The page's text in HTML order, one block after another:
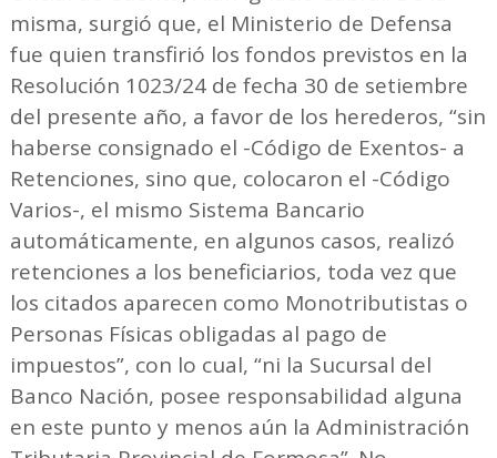
misma, surgió que, el Ministerio de Defensa
fue quien transfirió los fondos previstos en la
Resolución 1023/24 de fecha 30 de setiembre
del presente año, a favor de los herederos, “sin
haberse consignado el -Código de Exentos- a
Retenciones, sino que, colocaron el -Código
Varios-, el mismo Sistema Bancario
automáticamente, en algunos casos, realizó
retenciones a los beneficiarios, toda vez que
los citados aparecen como Monotributistas o
Personas Físicas obligadas al pago de
impuestos”, con lo cual, “ni la Sucursal del
Banco Nación, posee responsabilidad alguna
en este punto y menos aún la Administración